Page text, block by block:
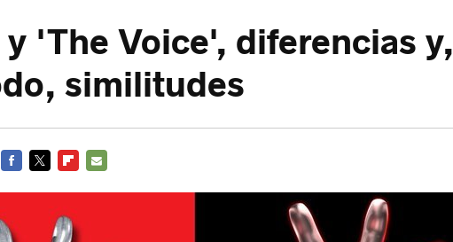
'The Voice', diferencias y,
similitudes